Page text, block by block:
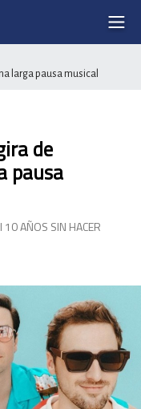
larga pausa musical
de
pausa
10 AÑOS SIN HACER